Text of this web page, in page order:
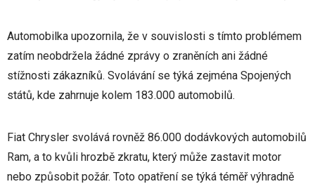
Automobilka upozornila, že v souvislosti s tímto problémem
zatím neobdržela žádné zprávy o zraněních ani žádné
stížnosti zákazníků. Svolávání se týká zejména Spojených
států, kde zahrnuje kolem 183.000 automobilů.
Fiat Chrysler svolává rovněž 86.000 dodávkových automobilů
Ram, a to kvůli hrozbě zkratu, který může zastavit motor
nebo způsobit požár. Toto opatření se týká téměř výhradně